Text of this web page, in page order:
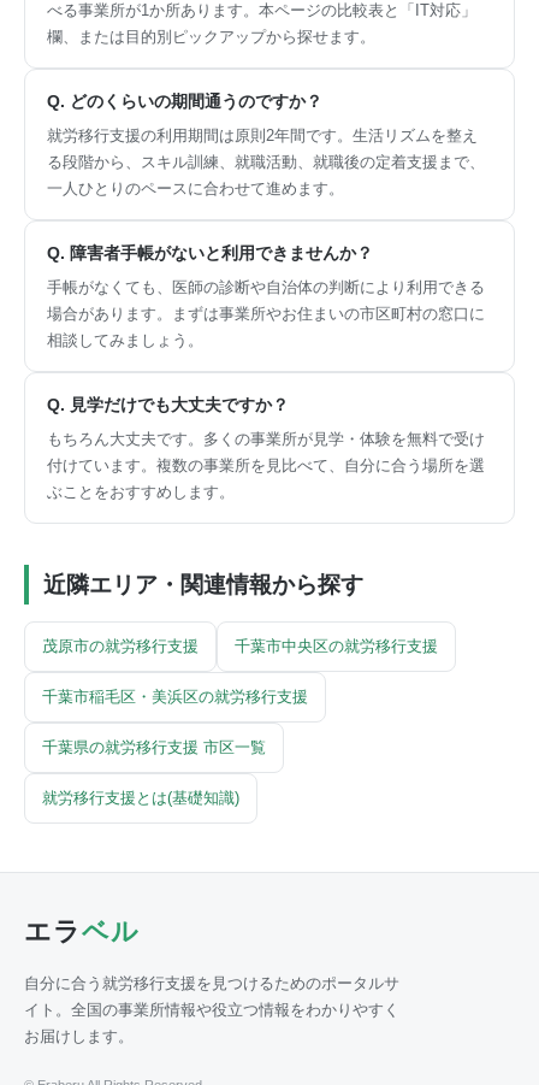
べる事業所が1か所あります。本ページの比較表と「IT対応」
欄、または目的別ピックアップから探せます。
Q. どのくらいの期間通うのですか？
就労移行支援の利用期間は原則2年間です。生活リズムを整え
る段階から、スキル訓練、就職活動、就職後の定着支援まで、
一人ひとりのペースに合わせて進めます。
Q. 障害者手帳がないと利用できませんか？
手帳がなくても、医師の診断や自治体の判断により利用できる
場合があります。まずは事業所やお住まいの市区町村の窓口に
相談してみましょう。
Q. 見学だけでも大丈夫ですか？
もちろん大丈夫です。多くの事業所が見学・体験を無料で受け
付けています。複数の事業所を見比べて、自分に合う場所を選
ぶことをおすすめします。
近隣エリア・関連情報から探す
茂原市の就労移行支援 千葉市中央区の就労移行支援
千葉市稲毛区・美浜区の就労移行支援
千葉県の就労移行支援 市区一覧
就労移行支援とは(基礎知識)
エラベル
自分に合う就労移行支援を見つけるためのポータルサ
イト。全国の事業所情報や役立つ情報をわかりやすく
お届けします。